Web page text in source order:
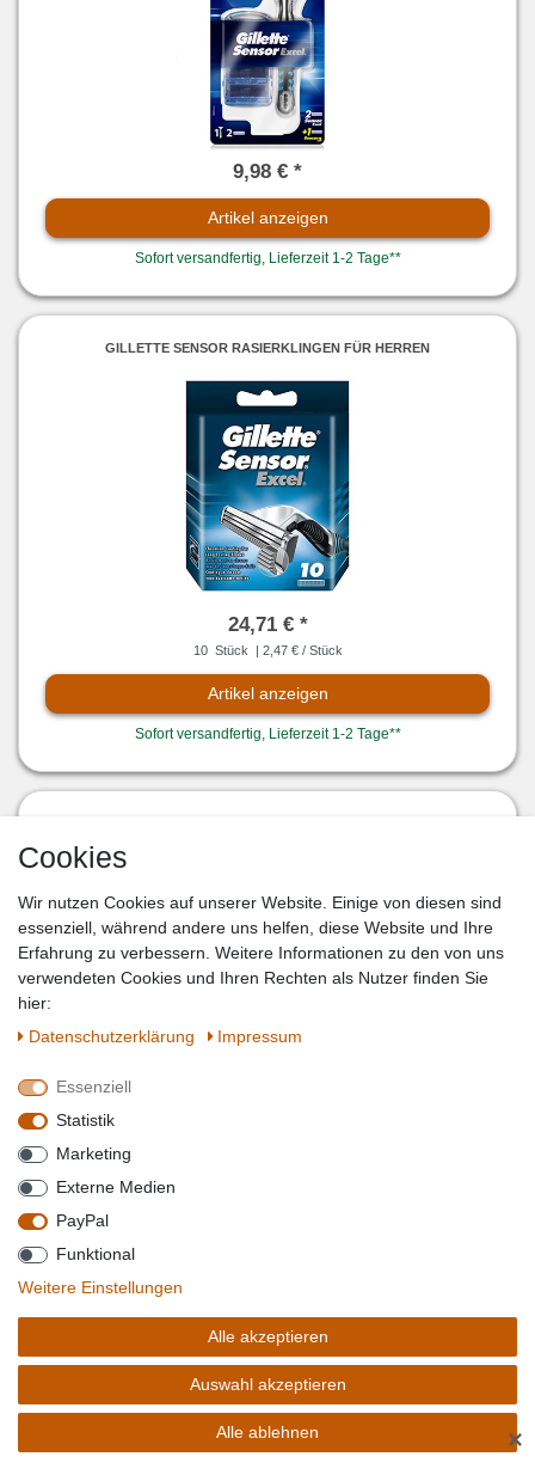
9,98 € *
Artikel anzeigen
Sofort versandfertig, Lieferzeit 1-2 Tage**
GILLETTE SENSOR RASIERKLINGEN FÜR HERREN
24,71 € *
10 Stück | 2,47 € / Stück
Artikel anzeigen
Sofort versandfertig, Lieferzeit 1-2 Tage**
GILLETTE TURBO ERSATZKLINGEN FÜR RASIERER, FÜR HERREN, 8
STÜCK
Cookies
Wir nutzen Cookies auf unserer Website. Einige von diesen sind
essenziell, während andere uns helfen, diese Website und Ihre
Erfahrung zu verbessern. Weitere Informationen zu den von uns
verwendeten Cookies und Ihren Rechten als Nutzer finden Sie
hier:
Daten­schutz­erklärung
Impressum
Essenziell
Statistik
Marketing
Externe Medien
PayPal
Funktional
Weitere Einstellungen
Alle akzeptieren
Auswahl akzeptieren
Alle ablehnen ✕